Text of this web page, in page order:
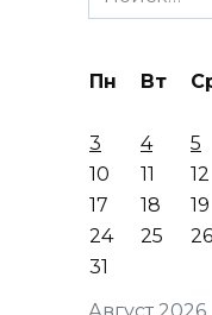
for:
Пн Вт
3
4 5
10
11 12
17
18 19
24
25 26
31